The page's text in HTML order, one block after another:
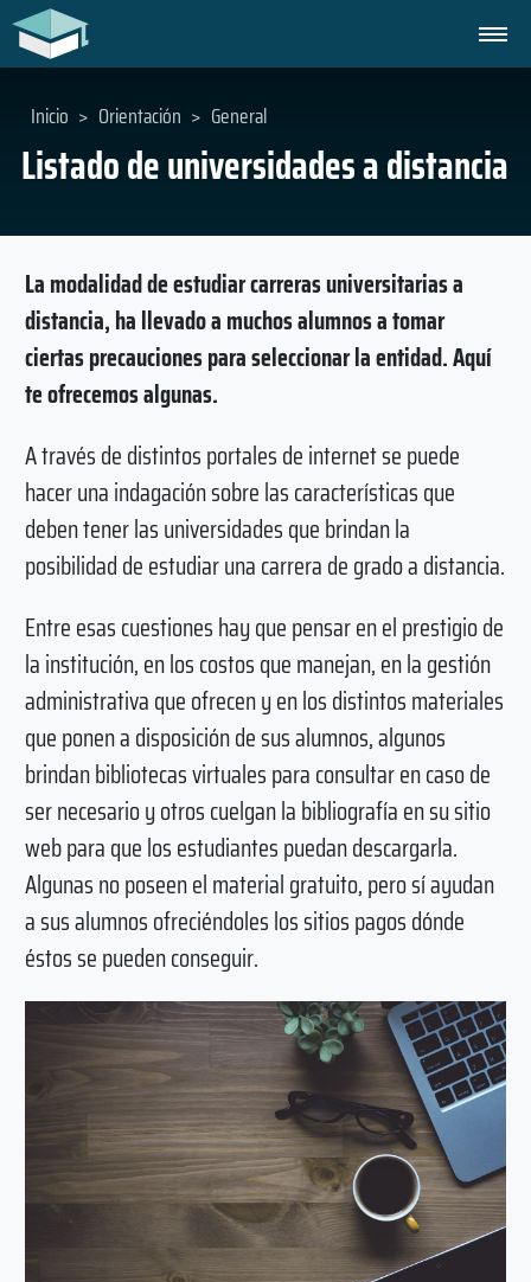
Listado de universidades a distancia
Inicio > Orientación > General
La modalidad de estudiar carreras universitarias a
distancia, ha llevado a muchos alumnos a tomar
ciertas precauciones para seleccionar la entidad. Aquí
te ofrecemos algunas.
A través de distintos portales de internet se puede
hacer una indagación sobre las características que
deben tener las universidades que brindan la
posibilidad de estudiar una carrera de grado a distancia.
Entre esas cuestiones hay que pensar en el prestigio de
la institución, en los costos que manejan, en la gestión
administrativa que ofrecen y en los distintos materiales
que ponen a disposición de sus alumnos, algunos
brindan bibliotecas virtuales para consultar en caso de
ser necesario y otros cuelgan la bibliografía en su sitio
web para que los estudiantes puedan descargarla.
Algunas no poseen el material gratuito, pero sí ayudan
a sus alumnos ofreciéndoles los sitios pagos dónde
éstos se pueden conseguir.